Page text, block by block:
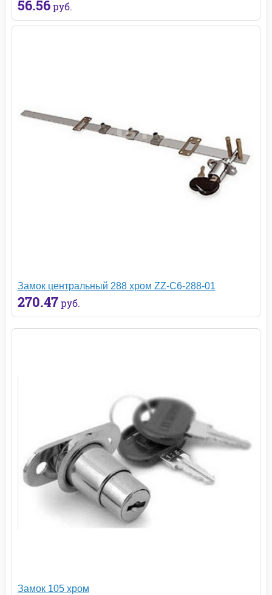
56.56 руб.
Замок центральный 288 хром ZZ-C6-288-01
270.47 руб.
Замок 105 хром